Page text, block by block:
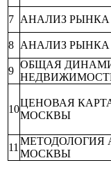
7 АНАЛИЗ
8 АНАЛИЗ
9
ОБЩАЯ
10
ЦЕНОВАЯ
МОСКВЫ
11
МЕТОДОЛОГИЯ
МОСКВЫ